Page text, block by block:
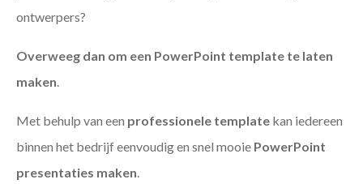
ontwerpers?
Overweeg dan om een PowerPoint template te laten
maken.
Met behulp van een professionele template kan iedereen
binnen het bedrijf eenvoudig en snel mooie PowerPoint
presentaties maken.